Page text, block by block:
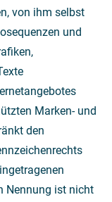
von ihm selbst
und
Marken- und
den
Nennung ist nicht